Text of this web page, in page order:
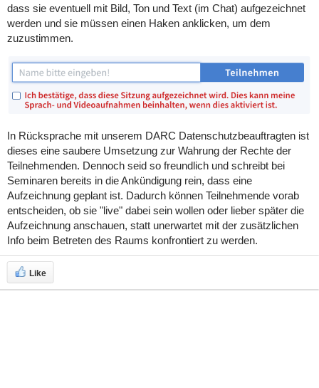
dass sie eventuell mit Bild, Ton und Text (im Chat) aufgezeichnet
werden und sie müssen einen Haken anklicken, um dem
zuzustimmen.
In Rücksprache mit unserem DARC Datenschutzbeauftragten ist
dieses eine saubere Umsetzung zur Wahrung der Rechte der
Teilnehmenden. Dennoch seid so freundlich und schreibt bei
Seminaren bereits in die Ankündigung rein, dass eine
Aufzeichnung geplant ist. Dadurch können Teilnehmende vorab
entscheiden, ob sie "live" dabei sein wollen oder lieber später die
Aufzeichnung anschauen, statt unerwartet mit der zusätzlichen
Info beim Betreten des Raums konfrontiert zu werden.
Like